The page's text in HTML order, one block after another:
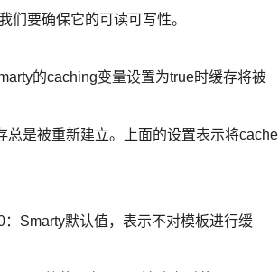
们要确保它的可读可写性。
的caching变量设置为true时缓存将被
是被重新建立。上面的设置表示将cache
Smarty默认值，表示不对模板进行缓